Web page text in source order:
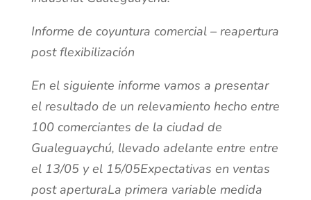
Informe de coyuntura comercial – reapertura
post flexibilización
En el siguiente informe vamos a presentar
el resultado de un relevamiento hecho entre
100 comerciantes de la ciudad de
Gualeguaychú, llevado adelante entre entre
el 13/05 y el 15/05Expectativas en ventas
post aperturaLa primera variable medida